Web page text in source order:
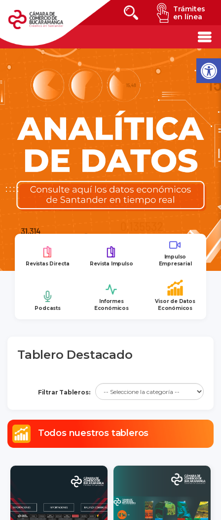
Trámites
en línea
Revistas Directa Revista Impulso
Impulso
Empresarial
Podcasts
Informes
Económicos
Visor de Datos
Económicos
Tablero Destacado
Filtrar Tableros:
Todos nuestros tableros